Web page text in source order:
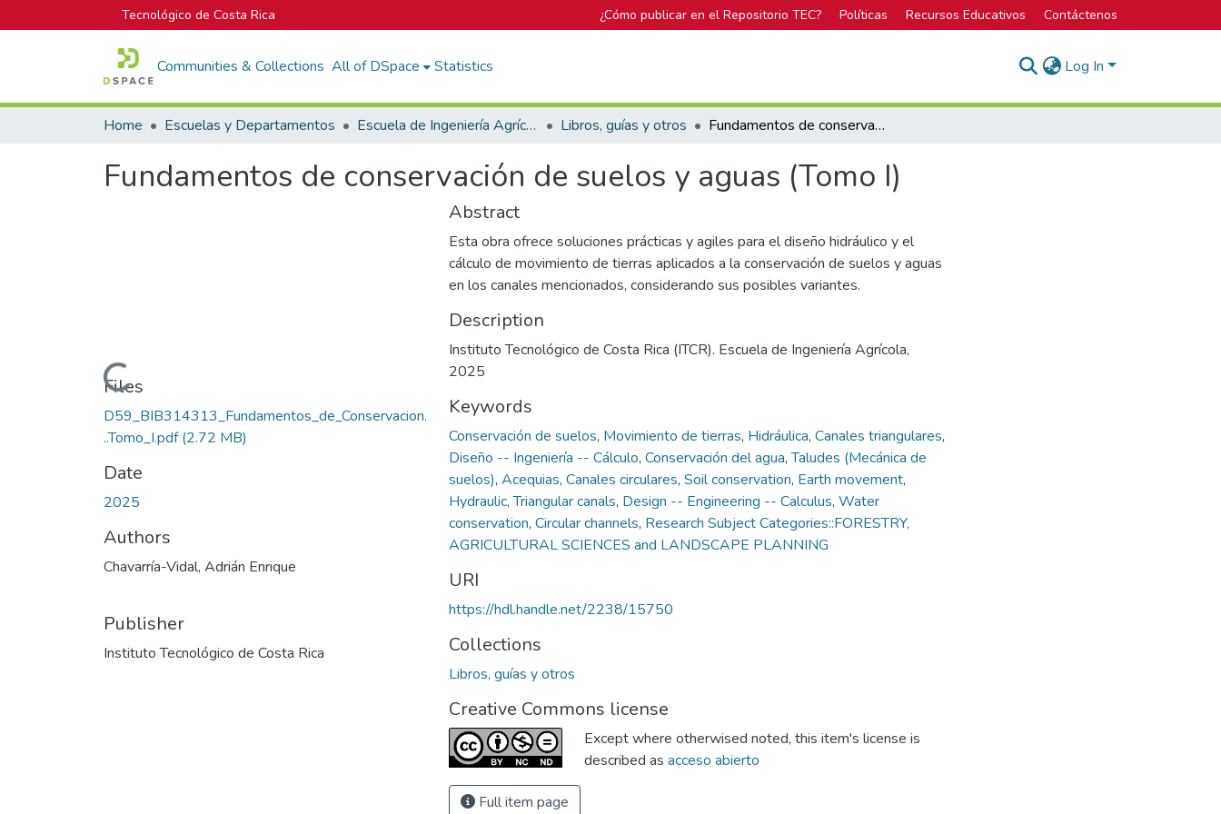
Tecnológico de Costa Rica ¿Cómo publicar en el Repositorio TEC? Políticas Recursos Educativos Contáctenos
Communities & Collections All of DSpace Statistics Log In
Home Escuelas y Departamentos Escuela de Ingeniería Agrícola Libros, guías y otros Fundamentos de conservación de suelos y aguas (Tomo I)
Fundamentos de conservación de suelos y aguas (Tomo I)
Loading...
Files
D59_BIB314313_Fundamentos_de_Conservacion.
..Tomo_I.pdf(2.72 MB)
Date
2025
Authors
Chavarría-Vidal, Adrián Enrique
Publisher
Instituto Tecnológico de Costa Rica
Abstract
Esta obra ofrece soluciones prácticas y agiles para el diseño hidráulico y el
cálculo de movimiento de tierras aplicados a la conservación de suelos y aguas
en los canales mencionados, considerando sus posibles variantes.
Description
Instituto Tecnológico de Costa Rica (ITCR). Escuela de Ingeniería Agrícola,
2025
Keywords
Conservación de suelos, Movimiento de tierras, Hidráulica, Canales triangulares,
Diseño -- Ingeniería -- Cálculo, Conservación del agua,Taludes (Mecánica de
suelos), Acequias, Canales circulares, Soil conservation, Earth movement,
Hydraulic,Triangular canals, Design -- Engineering -- Calculus, Water
conservation, Circular channels, Research Subject Categories::FORESTRY,
AGRICULTURAL SCIENCES and LANDSCAPE PLANNING
URI
https://hdl.handle.net/2238/15750
Collections
Libros, guías y otros
Creative Commons license
Except where otherwised noted, this item's license is
described as acceso abierto
Full item page